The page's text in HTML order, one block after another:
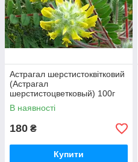
Астрагал шерстистоквітковий
(Астрагал
шерстистоцветковый) 100г
master sem
В наявності
180 ₴
Купити